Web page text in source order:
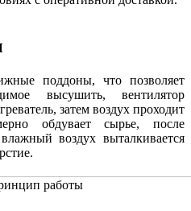
поддоны, что позволяет
высушить, вентилятор
затем воздух проходит
обдувает сырье, после
воздух выталкивается